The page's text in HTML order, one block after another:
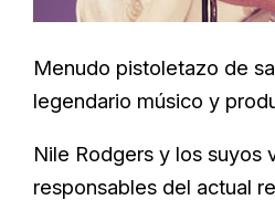
Menudo pistoletazo de
legendario músico y
Nile Rodgers y los suyos
responsables del actual